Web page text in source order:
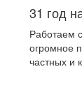
31 год
Работаем
огромное
частных и